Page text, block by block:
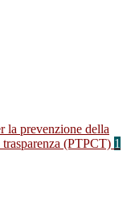
la prevenzione della
(PTPCT) 1